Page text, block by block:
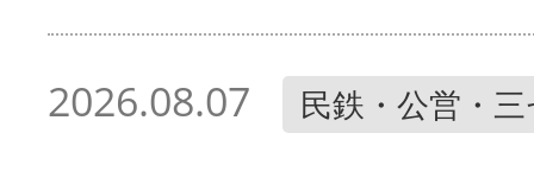
2026.08.07 民鉄・公営・